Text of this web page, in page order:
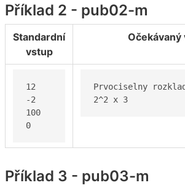
Příklad 2 - pub02-m
Standardní
vstup
Očekávaný
12
-2
100
0
Prvociselny
2^2 x 3
Příklad 3 - pub03-m